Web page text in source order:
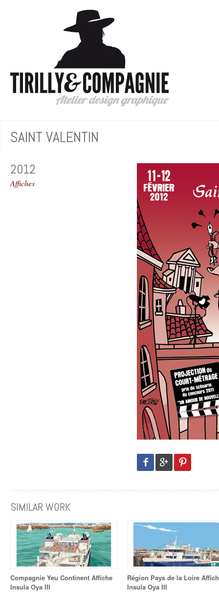
SAINT VALENTIN
2012
Affiches
SIMILAR WORK
Compagnie Yeu Continent Affiche
Insula Oya III
Région Pays de la Loire
Insula Oya III